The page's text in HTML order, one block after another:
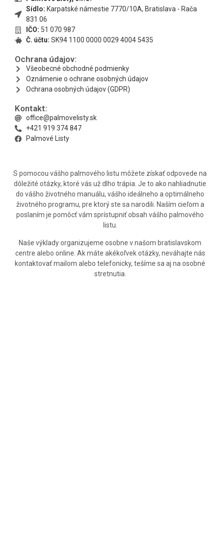
Sídlo: Karpatské námestie 7770/10A, Bratislava - Rača
831 06
IČO: 51 070 987
Č. účtu: SK94 1100 0000 0029 4004 5435
Ochrana údajov:
Všeobecné obchodné podmienky
Oznámenie o ochrane osobných údajov
Ochrana osobných údajov (GDPR)
Kontakt:
office@palmovelisty.sk
+421 919 374 847
Palmové Listy
S pomocou vášho palmového listu môžete získať odpovede na
dôležité otázky, ktoré vás už dlho trápia. Je to ako nahliadnutie
do vášho životného manuálu, vášho ideálneho a optimálneho
životného programu, pre ktorý ste sa narodili. Naším cieľom a
poslaním je pomôcť vám sprístupniť obsah vášho palmového
listu.
Naše výklady organizujeme osobne v našom bratislavskom
centre alebo online. Ak máte akékoľvek otázky, neváhajte nás
kontaktovať mailom alebo telefonicky, tešíme sa aj na osobné
stretnutia.